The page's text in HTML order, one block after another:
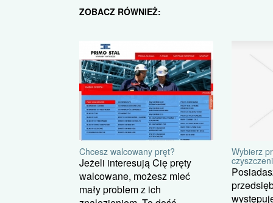
ZOBACZ RÓWNIEŻ:
Chcesz walcowany pręt?
Jeżeli interesują Cię pręty
walcowane, możesz mieć
mały problem z ich
Wybierz